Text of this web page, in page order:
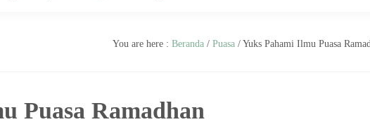
You are here : Beranda / Puasa / Yuks Pahami Ilmu Puasa
Puasa Ramadhan